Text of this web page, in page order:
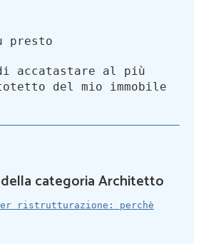
presto
accatastare al più
del mio immobile
categoria Architetto
ristrutturazione: perchè